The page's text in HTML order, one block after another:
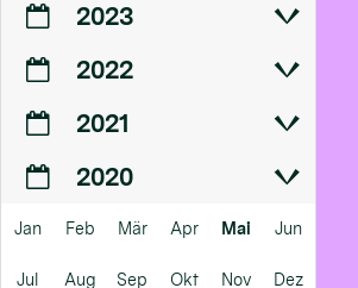
2023
2022
2021
2020
Jan Feb Mär Apr Mai Jun
Jul Aug Sep Okt Nov Dez